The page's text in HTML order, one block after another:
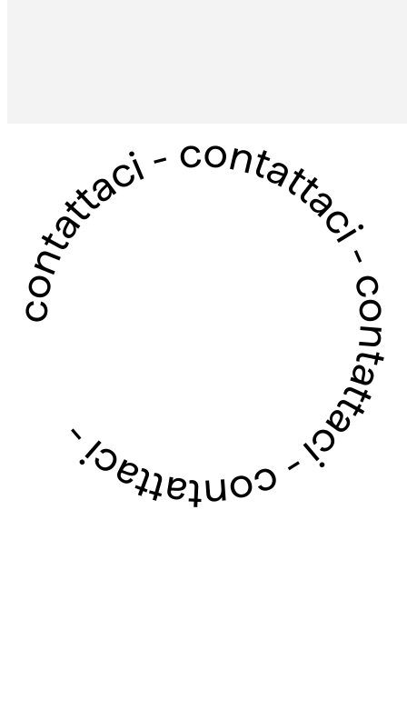
contattaci - contattaci - contattaci - contattaci -